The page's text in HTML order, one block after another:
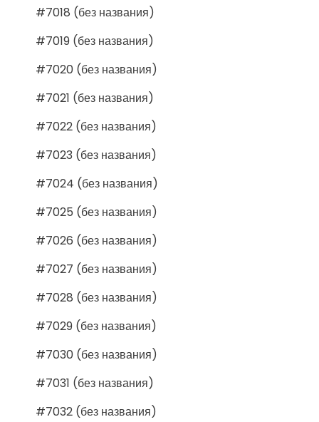
#7018 (без названия)
#7019 (без названия)
#7020 (без названия)
#7021 (без названия)
#7022 (без названия)
#7023 (без названия)
#7024 (без названия)
#7025 (без названия)
#7026 (без названия)
#7027 (без названия)
#7028 (без названия)
#7029 (без названия)
#7030 (без названия)
#7031 (без названия)
#7032 (без названия)